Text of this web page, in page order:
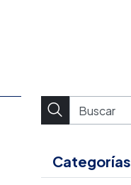
Categorías